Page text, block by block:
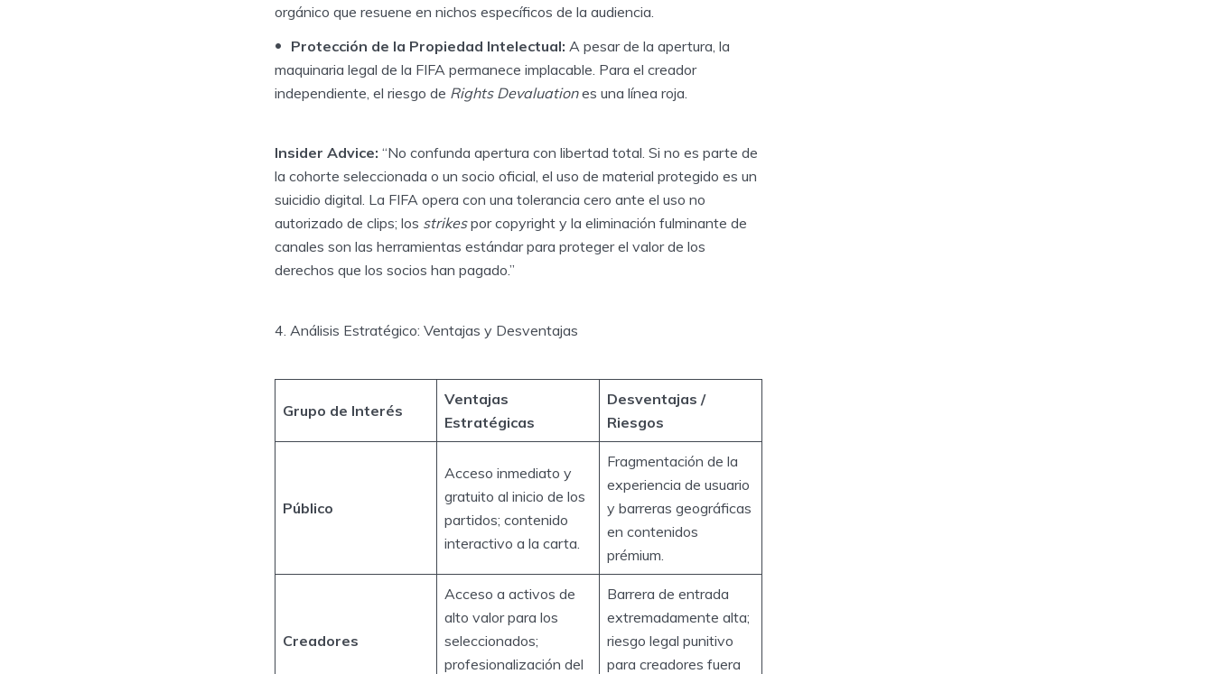
orgánico que resuene en nichos específicos de la audiencia.
Protección de la Propiedad Intelectual: A pesar de la apertura, la
maquinaria legal de la FIFA permanece implacable. Para el creador
independiente, el riesgo de Rights Devaluationes una línea roja.
Insider Advice: “No confunda apertura con libertad total. Si no es parte de
la cohorte seleccionada o un socio oficial, el uso de material protegido es un
suicidio digital. La FIFA opera con una tolerancia cero ante el uso no
autorizado de clips; los strikespor copyright y la eliminación fulminante de
canales son las herramientas estándar para proteger el valor de los
derechos que los socios han pagado.”
4. Análisis Estratégico: Ventajas y Desventajas
Grupo de Interés
Ventajas
Estratégicas
Desventajas /
Riesgos
Público
Acceso inmediato y
gratuito al inicio de los
partidos; contenido
interactivo a la carta.
Fragmentación de la
experiencia de usuario
y barreras geográficas
en contenidos
prémium.
Creadores
Acceso a activos de
alto valor para los
seleccionados;
profesionalización del
Barrera de entrada
extremadamente alta;
riesgo legal punitivo
para creadores fuera